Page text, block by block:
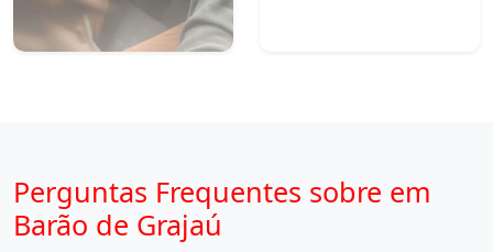
Perguntas Frequentes sobre em
Barão de Grajaú